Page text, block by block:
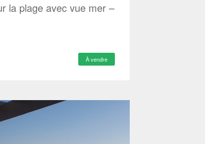
la plage avec vue mer –
À vendre